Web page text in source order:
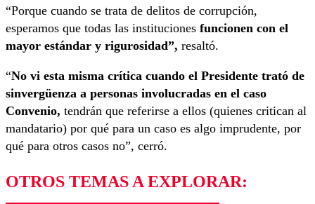
“Porque cuando se trata de delitos de corrupción,
esperamos que todas las instituciones funcionen con el
mayor estándar y rigurosidad”, resaltó.
“No vi esta misma crítica cuando el Presidente trató de
sinvergüenza a personas involucradas en el caso
Convenio, tendrán que referirse a ellos (quienes critican al
mandatario) por qué para un caso es algo imprudente, por
qué para otros casos no”, cerró.
OTROS TEMAS A EXPLORAR: